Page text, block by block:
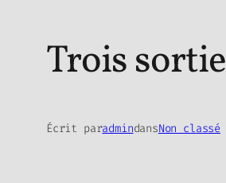
Trois
Écrit paradmindansNon classé